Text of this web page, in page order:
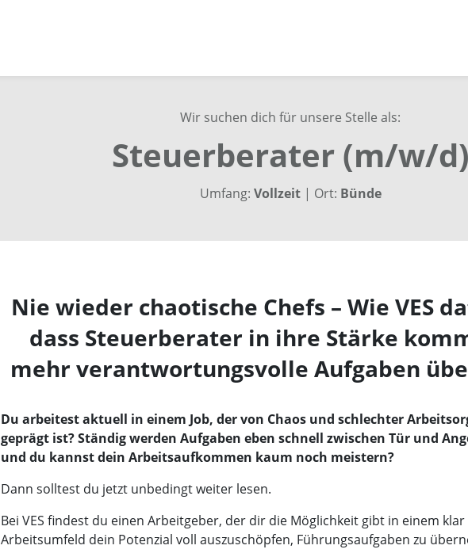
Wir suchen dich für unsere Stelle als:
Steuerberater (m/w/
Umfang: Vollzeit| Ort: Bünde
Nie wieder chaotische Chefs – Wie VES
dass Steuerberater in ihre Stärke
mehr verantwortungsvolle Aufgaben
Du arbeitest aktuell in einem Job, der von Chaos und schlechter
geprägt ist? Ständig werden Aufgaben eben schnell zwischen Tür und
und du kannst dein Arbeitsaufkommen kaum noch meistern?
Dann solltest du jetzt unbedingt weiter lesen.
Bei VES findest du einen Arbeitgeber, der dir die Möglichkeit gibt in einem
Arbeitsumfeld dein Potenzial voll auszuschöpfen, Führungsaufgaben zu